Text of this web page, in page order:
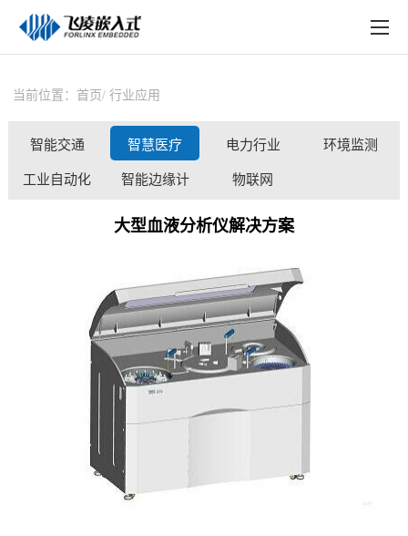
在线购买
当前位置： 首页 行业应用
智能交通 智慧医疗 电力行业 环境监测
工业自动化 智能边缘计
算
物联网
大型血液分析仪解决方案